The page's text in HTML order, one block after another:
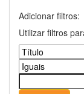
Adicionar filtros:
Utilizar filtros